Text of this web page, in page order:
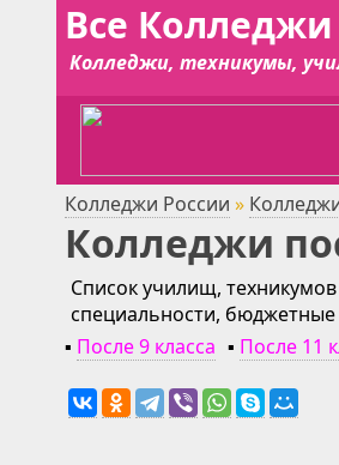
Все
Колледжи, техникумы,
Колледжи России »
Колледжи
Список училищ,
специальности,
▪ После 9 класса ▪ После 11